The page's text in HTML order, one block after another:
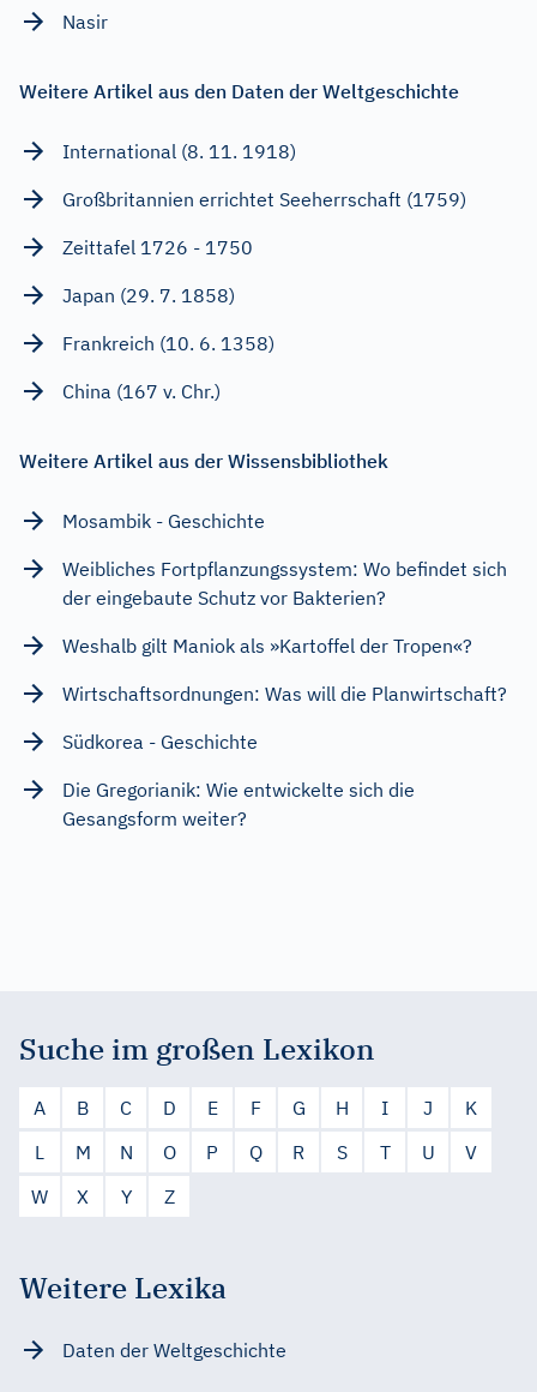
Nasir
Weitere Artikel aus den Daten der Weltgeschichte
International (8. 11. 1918)
Großbritannien errichtet Seeherrschaft (1759)
Zeittafel 1726 - 1750
Japan (29. 7. 1858)
Frankreich (10. 6. 1358)
China (167 v. Chr.)
Weitere Artikel aus der Wissensbibliothek
Mosambik - Geschichte
Weibliches Fortpflanzungssystem: Wo befindet sich
der eingebaute Schutz vor Bakterien?
Weshalb gilt Maniok als »Kartoffel der Tropen«?
Wirtschaftsordnungen: Was will die Planwirtschaft?
Südkorea - Geschichte
Die Gregorianik: Wie entwickelte sich die
Gesangsform weiter?
Suche im großen Lexikon
A B C D E F G H I J
K
L
M N O P Q R S T U
V
W
X Y Z
Weitere Lexika
Daten der Weltgeschichte